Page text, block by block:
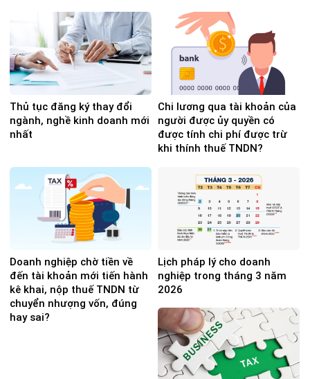
Thủ tục đăng ký thay đổi
ngành, nghề kinh doanh mới
nhất
Chi lương qua tài khoản của
người được ủy quyền có
được tính chi phí được trừ
khi thính thuế TNDN?
Doanh nghiệp chờ tiền về
đến tài khoản mới tiến hành
kê khai, nộp thuế TNDN từ
chuyển nhượng vốn, đúng
hay sai?
Lịch pháp lý cho doanh
nghiệp trong tháng 3 năm
2026